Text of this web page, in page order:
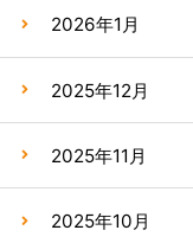
2026年1月
2025年12月
2025年11月
2025年10月